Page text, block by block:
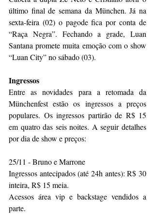
último final de semana da München. Já na
sexta-feira (02) o pagode fica por conta de
“Raça Negra”. Fechando a grade, Luan
Santana promete muita emoção com o show
“Luan City” no sábado (03).
Ingressos
Entre as novidades para a retomada da
Münchenfest estão os ingressos a preços
populares. Os ingressos partirão de R$ 15
em quatro das seis noites. A seguir detalhes
por dia de show e preços:
25/11 - Bruno e Marrone
Ingressos antecipados (até 24h antes): R$ 30
inteira, R$ 15 meia.
Acessos área vip e backstage vendidos a
parte.